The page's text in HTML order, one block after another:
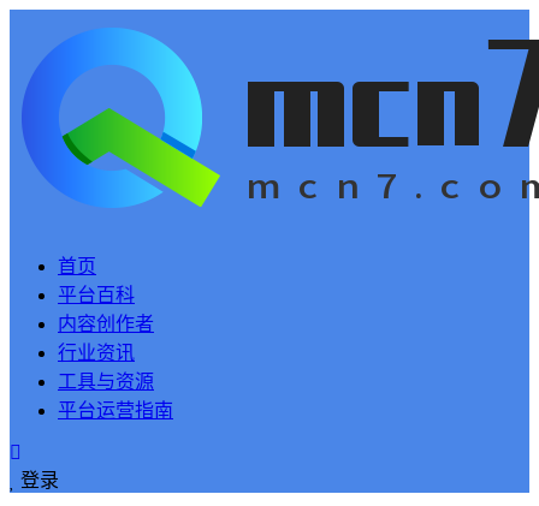
首页
平台百科
内容创作者
行业资讯
工具与资源
平台运营指南
登录